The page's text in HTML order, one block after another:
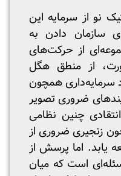
نو از سرمایه این
سازمان دادن به
از حرکت‌های
از منطق هگل
سرمایه‌داری همچون
ضروری تصویر
چنین نظامی
زنجیری ضروری از
یابد. اما پرسش از
است که میان